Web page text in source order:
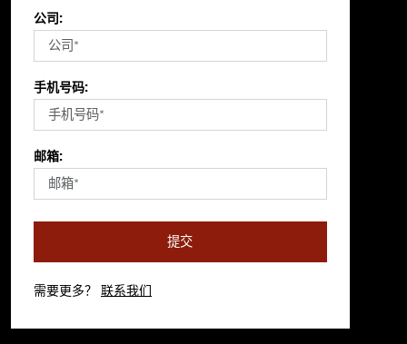
公司:
手机号码:
邮箱:
提交
需要更多？ 联系我们